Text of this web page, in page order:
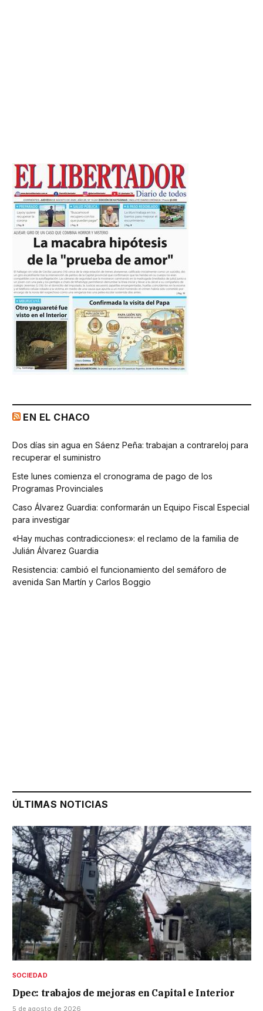
EN EL CHACO
Dos días sin agua en Sáenz Peña: trabajan a contrareloj para
recuperar el suministro
Este lunes comienza el cronograma de pago de los
Programas Provinciales
Caso Álvarez Guardia: conformarán un Equipo Fiscal Especial
para investigar
«Hay muchas contradicciones»: el reclamo de la familia de
Julián Álvarez Guardia
Resistencia: cambió el funcionamiento del semáforo de
avenida San Martín y Carlos Boggio
ÚLTIMAS NOTICIAS
SOCIEDAD
Dpec: trabajos de mejoras en Capital e Interior
5 de agosto de 2026